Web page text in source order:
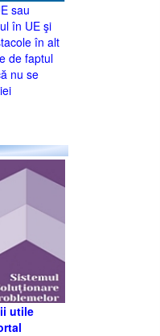
sau
în UE şi
în alt
de faptul
nu se
utile